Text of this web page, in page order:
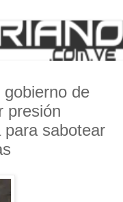
de
presión
para sabotear